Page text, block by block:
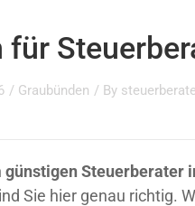
für
/ Graubünden / By
günstigen Steuerberater
Sie hier genau richtig.